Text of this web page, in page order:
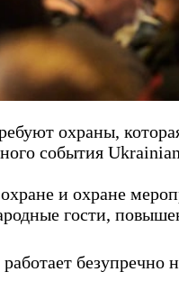
охраны,
события
и охране
гости,